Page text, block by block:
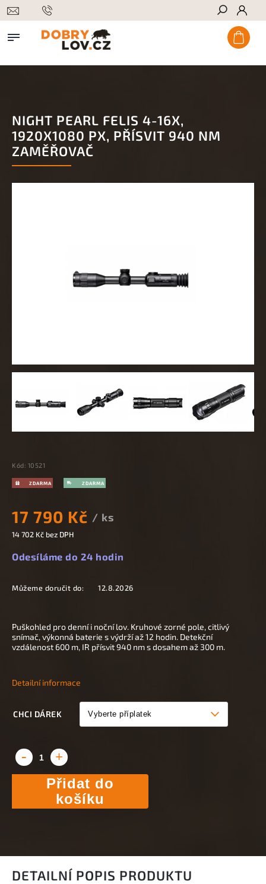
Hledat
NIGHT PEARL FELIS 4-16X,
1920X1080 PX, PŘÍSVIT 940 NM
ZAMĚŘOVAČ
Kód: 10521
17 790 Kč / ks
14 702 Kč bez DPH
Odesíláme do 24 hodin
Můžeme doručit do: 12.8.2026
CHCI DÁREK
Přidat do
košíku
Puškohled pro denní i noční lov. Kruhové zorné pole, citlivý
snímač, výkonná baterie s výdrží až 12 hodin. Detekční
vzdálenost 600 m, IR přísvit 940 nm s dosahem až 300 m.
Detailní informace
DETAILNÍ POPIS PRODUKTU